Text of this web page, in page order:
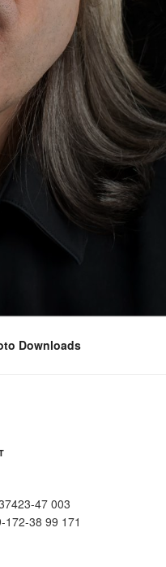
Downloads
47 003
172-38 99 171